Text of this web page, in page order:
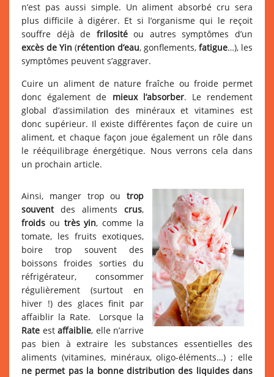
n’est pas aussi simple. Un aliment absorbé cru sera
plus difficile à digérer. Et si l’organisme qui le reçoit
souffre déjà de frilositéou autres symptômes d’un
excès de Yin (rétention d’eau, gonflements, fatigue…), les
symptômes peuvent s’aggraver.
Cuire un aliment de nature fraîche ou froide permet
donc également de mieux l’absorber. Le rendement
global d’assimilation des minéraux et vitamines est
donc supérieur. Il existe différentes façon de cuire un
aliment, et chaque façon joue également un rôle dans
le rééquilibrage énergétique. Nous verrons cela dans
un prochain article.
Ainsi, manger trop ou trop
souventdes aliments crus,
froids ou très yin, comme la
tomate, les fruits exotiques,
boire trop souvent des
boissons froides sorties du
réfrigérateur, consommer
régulièrement (surtout en
hiver !) des glaces finit par
affaiblir la Rate. Lorsque la
Rate est affaiblie, elle n’arrive
pas bien à extraire les substances essentielles des
aliments (vitamines, minéraux, oligo-éléments…) ; elle
ne permet pas la bonne distribution des liquides dans